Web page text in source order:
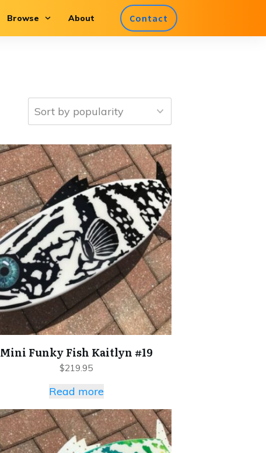
Browse About Contact
Mini Funky Fish Kaitlyn #19
$219.95
Read more